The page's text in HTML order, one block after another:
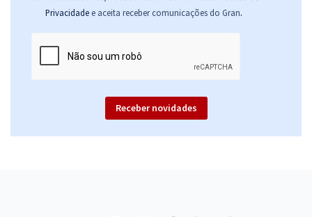
Privacidade e aceita receber comunicações do Gran.
Receber novidades